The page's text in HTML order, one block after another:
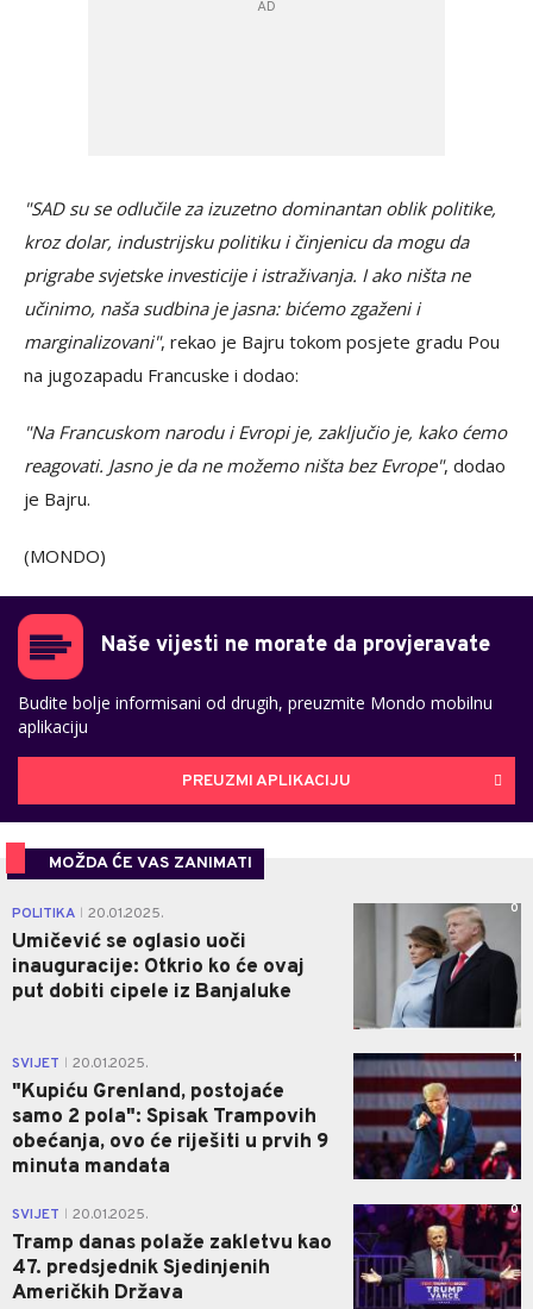
"SAD su se odlučile za izuzetno dominantan oblik politike,
kroz dolar, industrijsku politiku i činjenicu da mogu da
prigrabe svjetske investicije i istraživanja. I ako ništa ne
učinimo, naša sudbina je jasna: bićemo zgaženi i
marginalizovani", rekao je Bajru tokom posjete gradu Pou
na jugozapadu Francuske i dodao:
"Na Francuskom narodu i Evropi je, zaključio je, kako ćemo
reagovati. Jasno je da ne možemo ništa bez Evrope", dodao
je Bajru.
(MONDO)
Naše vijesti ne morate da provjeravate
Budite bolje informisani od drugih, preuzmite Mondo mobilnu
aplikaciju
PREUZMI APLIKACIJU
MOŽDA ĆE VAS ZANIMATI
POLITIKA 20.01.2025.
Umičević se oglasio uoči
inauguracije: Otkrio ko će ovaj
put dobiti cipele iz Banjaluke
0
SVIJET 20.01.2025.
"Kupiću Grenland, postojaće
samo 2 pola": Spisak Trampovih
obećanja, ovo će riješiti u prvih 9
minuta mandata
1
SVIJET 20.01.2025.
Tramp danas polaže zakletvu kao
47. predsjednik Sjedinjenih
Američkih Država
0